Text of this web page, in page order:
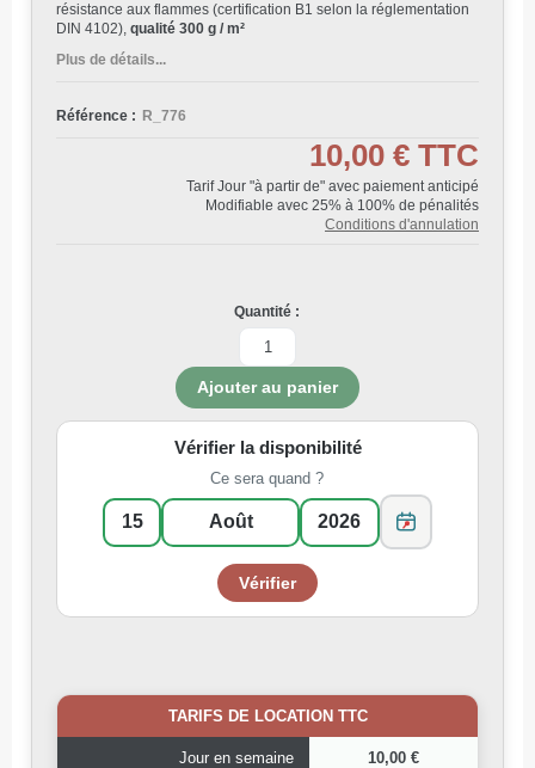
résistance aux flammes (certification B1 selon la réglementation
DIN 4102), qualité 300 g / m²
Plus de détails...
Référence : R_776
10,00 € TTC
Tarif Jour "à partir de" avec paiement anticipé
Modifiable avec 25% à 100% de pénalités
Conditions d'annulation
Quantité :
Vérifier la disponibilité
Ce sera quand ?
TARIFS DE LOCATION TTC
Jour en semaine 10,00 €